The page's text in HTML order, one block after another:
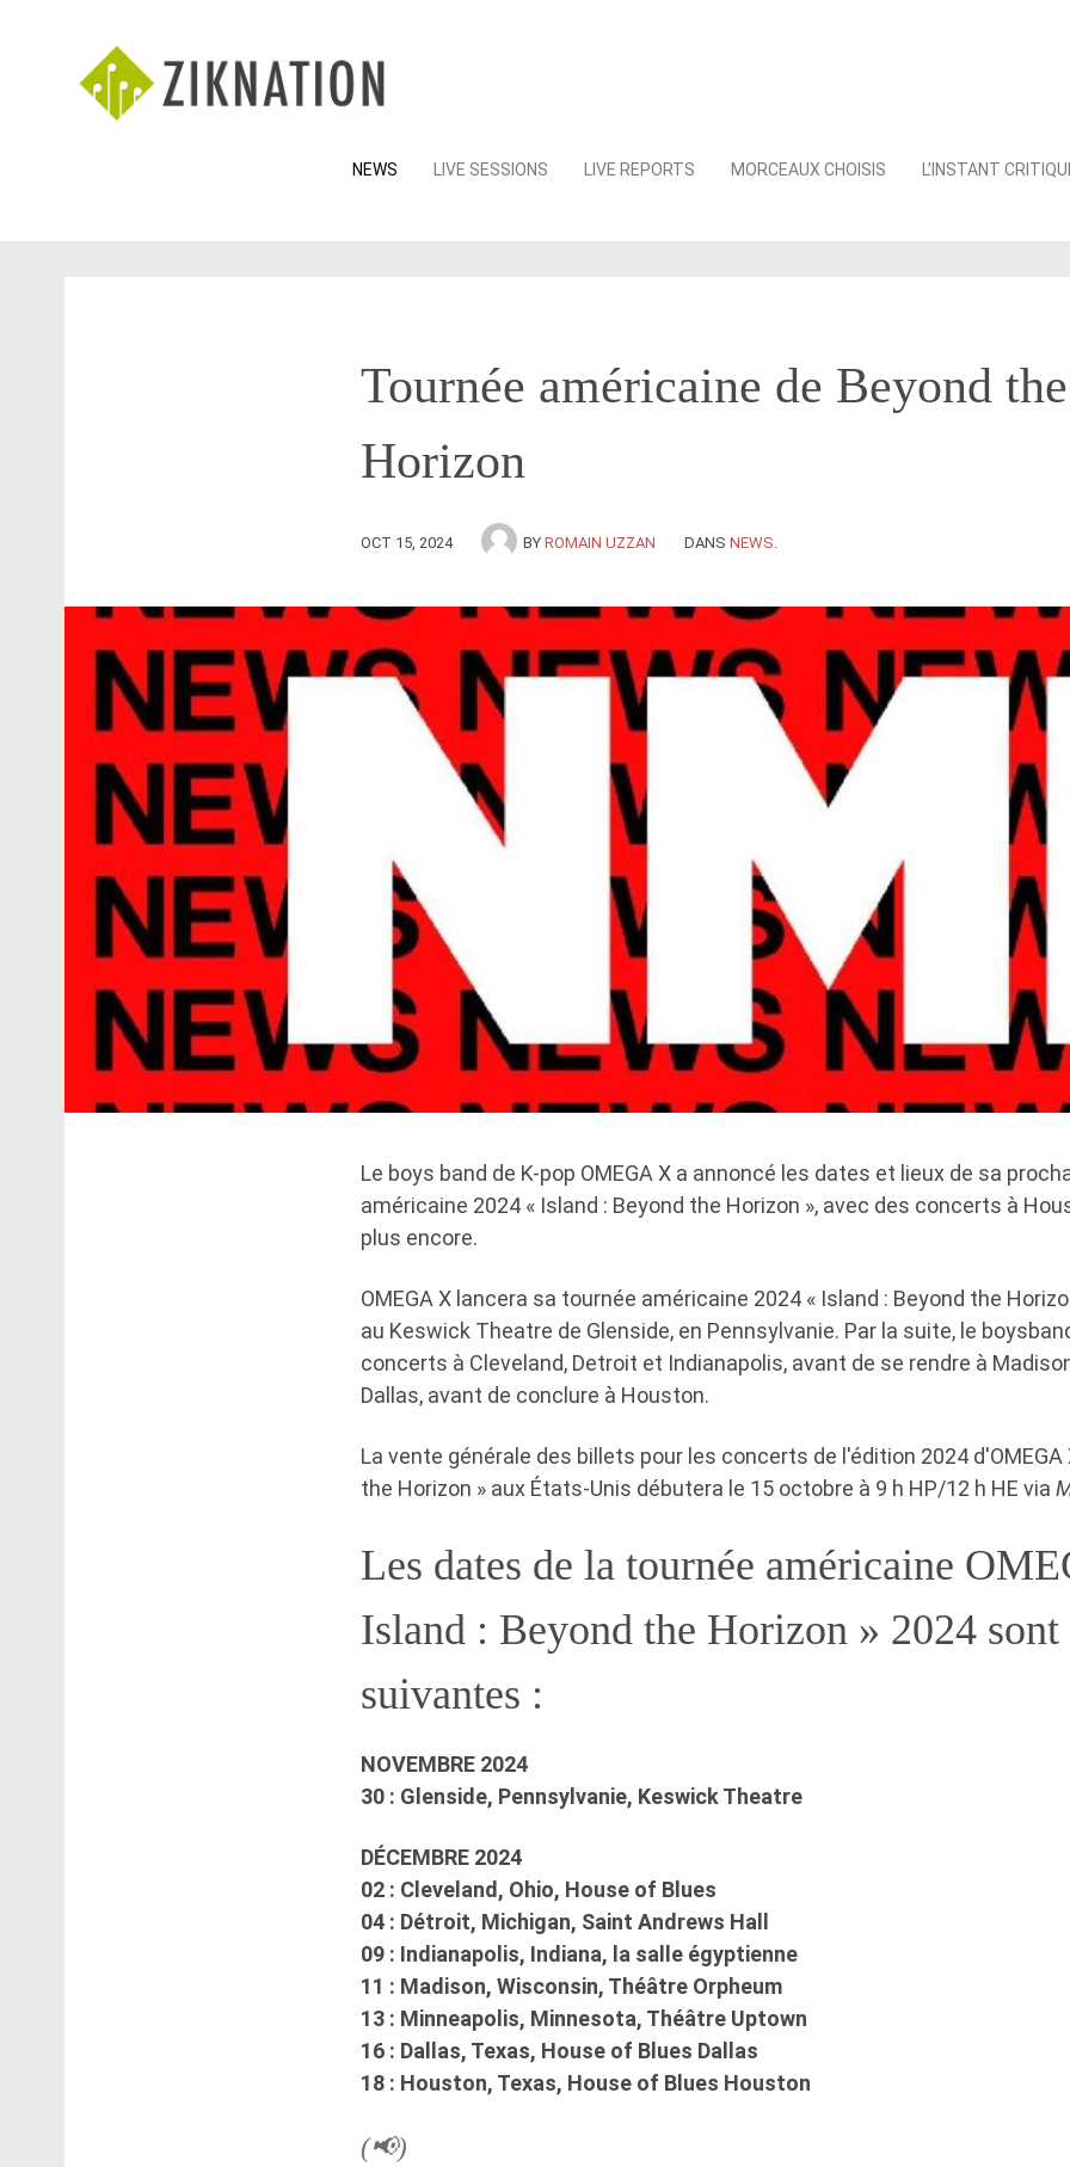
Skip
NEWS LIVE SESSIONS LIVE REPORTS MORCEAUX CHOISIS L’INSTANT
Tournée américaine de Beyond the
Horizon
OCT 15, 2024 BY ROMAIN UZZAN DANS NEWS
Le boys band de K-pop OMEGA X a annoncé les dates et lieux de sa
américaine 2024 « Island : Beyond the Horizon », avec des concerts à
plus encore.
OMEGA X lancera sa tournée américaine 2024 « Island : Beyond the
au Keswick Theatre de Glenside, en Pennsylvanie. Par la suite, le
concerts à Cleveland, Detroit et Indianapolis, avant de se rendre à
Dallas, avant de conclure à Houston.
La vente générale des billets pour les concerts de l'édition 2024 d'OMEGA
the Horizon » aux États-Unis débutera le 15 octobre à 9 h HP/12 h HE via
Les dates de la tournée américaine
Island : Beyond the Horizon » 2024 sont
suivantes :
NOVEMBRE 2024
30 : Glenside, Pennsylvanie, Keswick Theatre
DÉCEMBRE 2024
02 : Cleveland, Ohio, House of Blues
04 : Détroit, Michigan, Saint Andrews Hall
09 : Indianapolis, Indiana, la salle égyptienne
11 : Madison, Wisconsin, Théâtre Orpheum
13 : Minneapolis, Minnesota, Théâtre Uptown
16 : Dallas, Texas, House of Blues Dallas
18 : Houston, Texas, House of Blues Houston
(📢)